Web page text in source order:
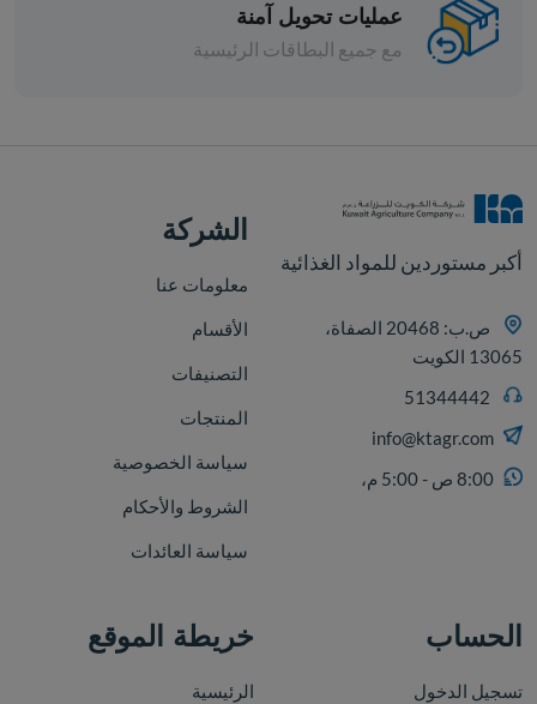
عمليات تحويل آمنة
مع جميع البطاقات الرئيسية
أكبر مستوردين للمواد الغذائية
ص.ب: 20468 الصفاة،
13065 الكويت
info@ktagr.com
8:00 ص - 5:00 م،
الشركة
معلومات عنا
الأقسام
التصنيفات
المنتجات
سياسة الخصوصية
الشروط والأحكام
سياسة العائدات
الحساب
تسجيل الدخول
خريطة الموقع
الرئيسية